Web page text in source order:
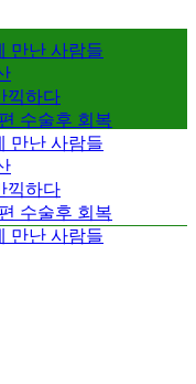
만난 사람들
끽하다
수술후 회복
만난 사람들
끽하다
수술후 회복
만난 사람들